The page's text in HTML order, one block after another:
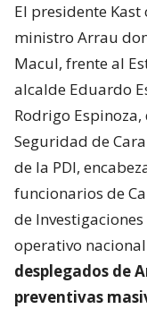
El presidente
ministro Arrau
Macul, frente al
alcalde Eduardo
Rodrigo
Seguridad de
de la PDI,
funcionarios de
de
operativo
desplegados de
preventivas